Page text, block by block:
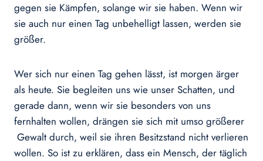
gegen sie Kämpfen, solange wir sie haben. Wenn wir
sie auch nur einen Tag unbehelligt lassen, werden sie
größer.
Wer sich nur einen Tag gehen lässt, ist morgen ärger
als heute. Sie begleiten uns wie unser Schatten, und
gerade dann, wenn wir sie besonders von uns
fernhalten wollen, drängen sie sich mit umso größerer
Gewalt durch, weil sie ihren Besitzstand nicht verlieren
wollen. So ist zu erklären, dass ein Mensch, der täglich